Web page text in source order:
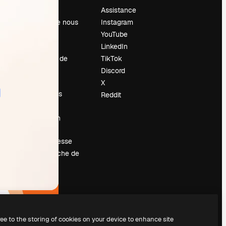
À propos de nous
Tendances de
Événements
Vendre mon
Salle de presse
À la recherche de
Assistance
Instagram
YouTube
LinkedIn
TikTok
Discord
X
Reddit
to the storing of cookies on your device to enhance site